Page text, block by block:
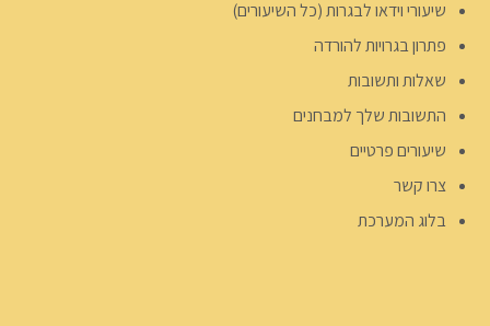
שיעורי וידאו לבגרות (כל השיעורים)
פתרון בגרויות להורדה
שאלות ותשובות
התשובות שלך למבחנים
שיעורים פרטיים
צרו קשר
בלוג המערכת